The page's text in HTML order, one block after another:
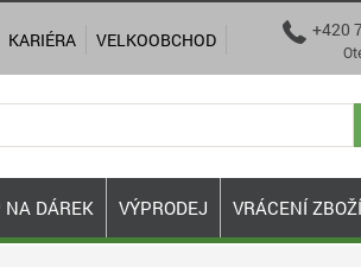
NA DÁREK VÝPRODEJ VRÁCENÍ ZBOŽÍ
KARIÉRA VELKOOBCHOD  +420
Otevřeno